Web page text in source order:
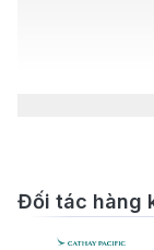
từ Phú Quốc đi
Madrid, thủ đô
Đối tác hàng